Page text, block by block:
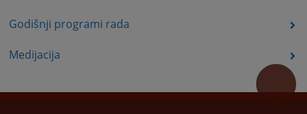
Godišnji programi rada
Medijacija